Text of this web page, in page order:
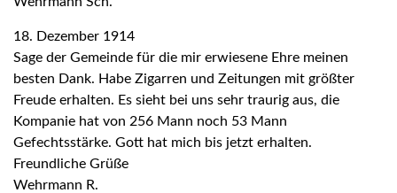
18. Dezember 1914
Sage der Gemeinde für die mir erwiesene Ehre meinen
besten Dank. Habe Zigarren und Zeitungen mit größter
Freude erhalten. Es sieht bei uns sehr traurig aus, die
Kompanie hat von 256 Mann noch 53 Mann
Gefechtsstärke. Gott hat mich bis jetzt erhalten.
Freundliche Grüße
Wehrmann R.